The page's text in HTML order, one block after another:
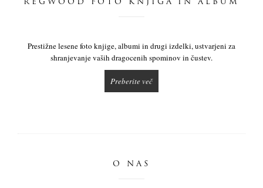
REGWOOD FOTO KNJIGA IN ALBUM
Prestižne lesene foto knjige, albumi in drugi izdelki, ustvarjeni za
shranjevanje vaših dragocenih spominov in čustev.
Preberite več
O NAS